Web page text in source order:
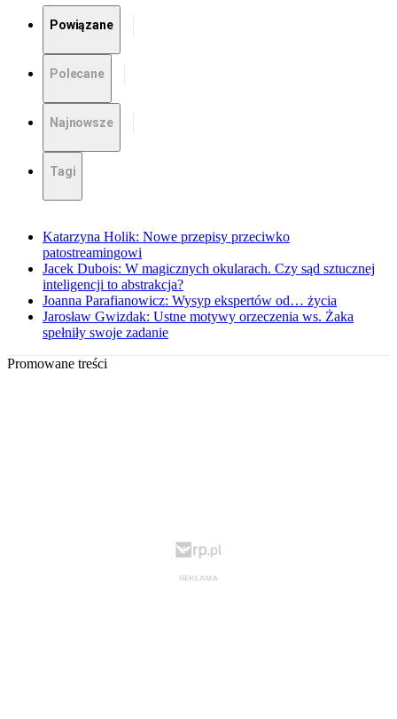
Powiązane
Polecane
Najnowsze
Tagi
Katarzyna Holik: Nowe przepisy przeciwko
patostreamingowi
Jacek Dubois: W magicznych okularach. Czy sąd sztucznej
inteligencji to abstrakcja?
Joanna Parafianowicz: Wysyp ekspertów od… życia
Jarosław Gwizdak: Ustne motywy orzeczenia ws. Żaka
spełniły swoje zadanie
Promowane treści